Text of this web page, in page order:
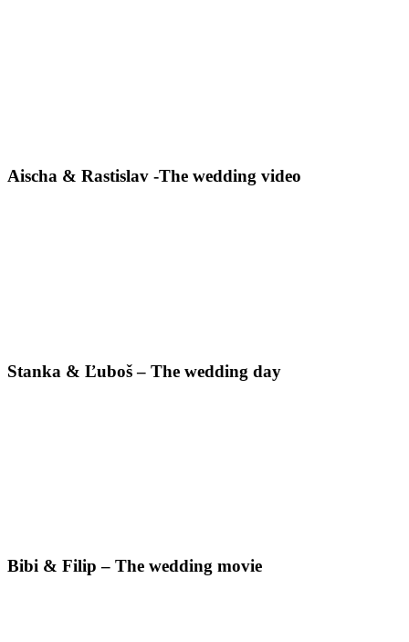
Aischa & Rastislav -The wedding video
Stanka & Ľuboš – The wedding day
Bibi & Filip – The wedding movie